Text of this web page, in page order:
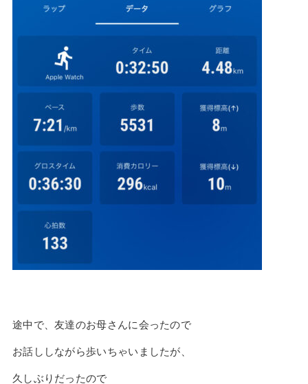
途中で、友達のお母さんに会ったので
お話ししながら歩いちゃいましたが、
久しぶりだったので